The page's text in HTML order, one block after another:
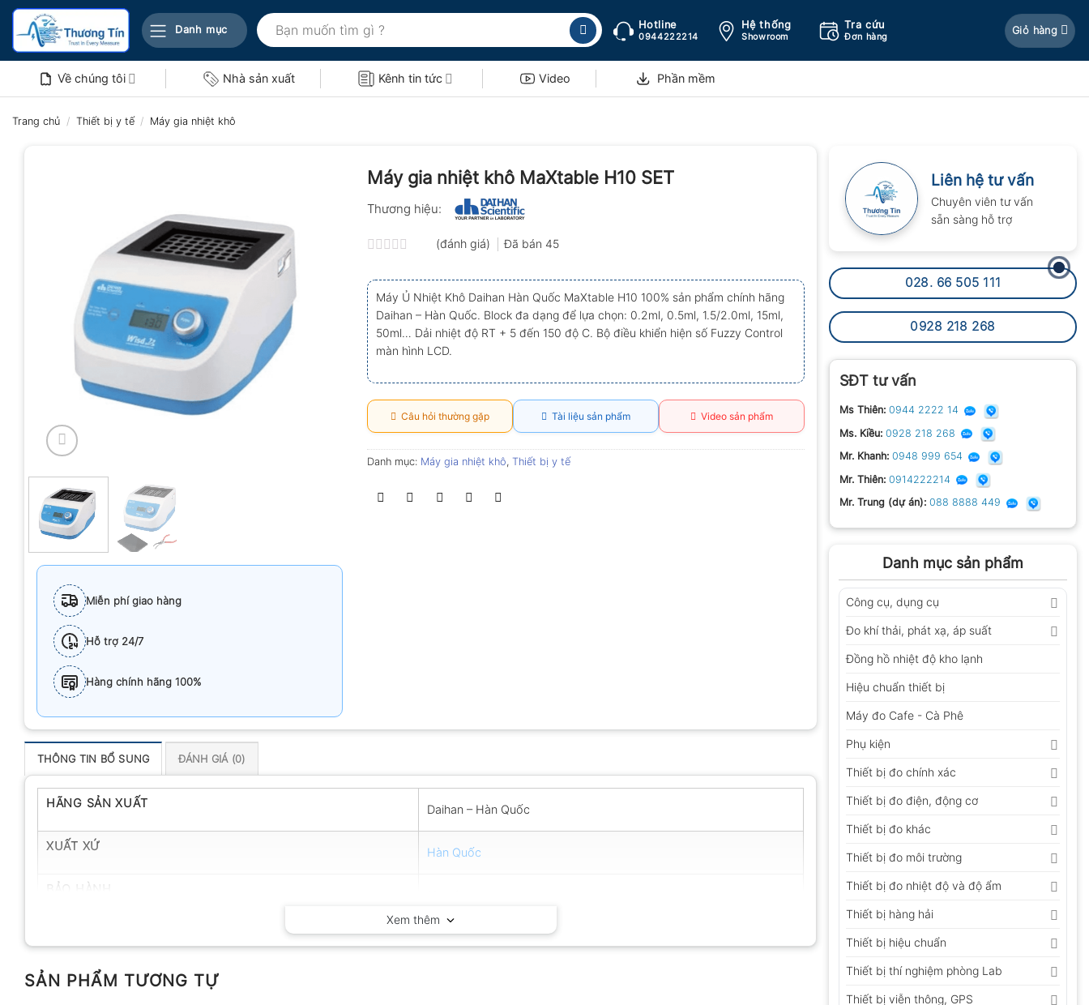
Bỏ
nội
Danh mục
Tìm
kiếm:
Hotline
0944222214
Hệ thống
Showroom
Tra cứu
Đơn hàng
Giỏ hàng
Về chúng tôi Nhà sản xuất Kênh tin tức Video Phần mềm
Trang chủ / Thiết bị y tế / Máy gia nhiệt khô
Liên hệ tư vấn
Chuyên viên tư vấn
sẵn sàng hỗ trợ
028. 66 505 111
0928 218 268
SĐT tư vấn
Ms Thiên: 0944 2222 14
Ms. Kiều: 0928 218 268
Mr. Khanh: 0948 999 654
Mr. Thiên: 0914222214
Mr. Trung (dự án): 088 8888 449
Danh mục sản phẩm
Công cụ, dụng cụ
Đo khí thải, phát xạ, áp suất
Đồng hồ nhiệt độ kho lạnh
Hiệu chuẩn thiết bị
Máy đo Cafe - Cà Phê
Phụ kiện
Thiết bị đo chính xác
Thiết bị đo điện, động cơ
Thiết bị đo khác
Thiết bị đo môi trường
Thiết bị đo nhiệt độ và độ ẩm
Thiết bị hàng hải
Thiết bị hiệu chuẩn
Thiết bị thí nghiệm phòng Lab
Thiết bị viễn thông, GPS
Miễn phí giao hàng
Hỗ trợ 24/7
Hàng chính hãng 100%
Máy gia nhiệt khô MaXtable H10 SET
Thương hiệu:
xếp
hạng
0.0
5
sao
(đánh giá) Đã bán 45
Máy Ủ Nhiệt Khô Daihan Hàn Quốc MaXtable H10 100% sản phẩm chính hãng
Daihan – Hàn Quốc. Block đa dạng để lựa chọn: 0.2ml, 0.5ml, 1.5/2.0ml, 15ml,
50ml… Dải nhiệt độ RT + 5 đến 150 độ C. Bộ điều khiển hiện số Fuzzy Control
màn hình LCD.
Câu hỏi thường gặp Tài liệu sản phẩm Video sản phẩm
Danh mục: Máy gia nhiệt khô, Thiết bị y tế
THÔNG TIN BỔ SUNG ĐÁNH GIÁ (0)
HÃNG SẢN XUẤT Daihan – Hàn Quốc
XUẤT XỨ Hàn Quốc
Xem thêm
SẢN PHẨM TƯƠNG TỰ